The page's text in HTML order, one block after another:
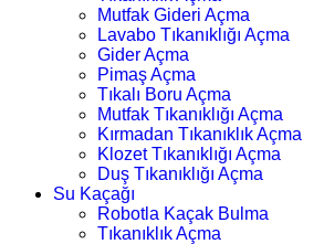
Mutfak Gideri Açma
Lavabo Tıkanıklığı Açma
Gider Açma
Pimaş Açma
Tıkalı Boru Açma
Mutfak Tıkanıklığı Açma
Kırmadan Tıkanıklık Açma
Klozet Tıkanıklığı Açma
Duş Tıkanıklığı Açma
Su Kaçağı
Robotla Kaçak Bulma
Tıkanıklık Açma